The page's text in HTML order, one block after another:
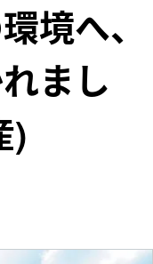
プパンフレ
ット
東急会
境へ、
まし
)